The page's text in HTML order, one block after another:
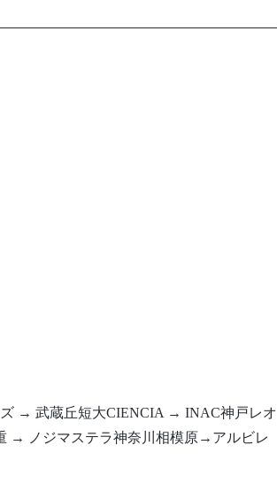
→ 武蔵丘短大CIENCIA → INAC神戸レオ
→ ノジマステラ神奈川相模原→アルビレ